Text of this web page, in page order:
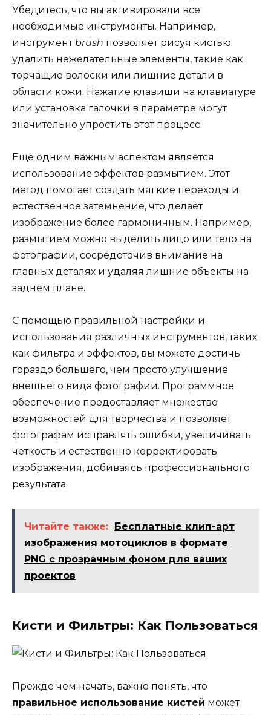
Убедитесь, что вы активировали все
необходимые инструменты. Например,
инструмент brush позволяет рисуя кистью
удалить нежелательные элементы, такие как
торчащие волоски или лишние детали в
области кожи. Нажатие клавиши на клавиатуре
или установка галочки в параметре могут
значительно упростить этот процесс.
Еще одним важным аспектом является
использование эффектов размытием. Этот
метод помогает создать мягкие переходы и
естественное затемнение, что делает
изображение более гармоничным. Например,
размытием можно выделить лицо или тело на
фотографии, сосредоточив внимание на
главных деталях и удаляя лишние объекты на
заднем плане.
С помощью правильной настройки и
использования различных инструментов, таких
как фильтра и эффектов, вы можете достичь
гораздо большего, чем просто улучшение
внешнего вида фотографии. Программное
обеспечение предоставляет множество
возможностей для творчества и позволяет
фотографам исправлять ошибки, увеличивать
четкость и естественно корректировать
изображения, добиваясь профессионального
результата.
Читайте также: Бесплатные клип-арт
изображения мотоциклов в формате
PNG с прозрачным фоном для ваших
проектов
Кисти и Фильтры: Как Пользоваться
Прежде чем начать, важно понять, что
правильное использование кистей может